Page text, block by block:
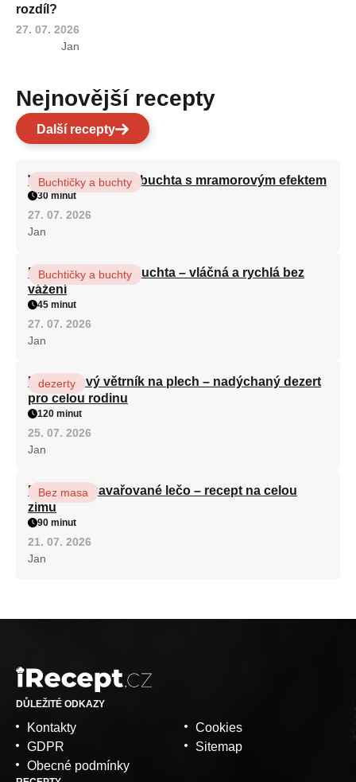
rozdíl?
27. 07. 2026
Jan
Nejnovější recepty
Další recepty
Vláčná olejová litá buchta s mramorovým efektem
Buchtičky a buchty
30 minut
27. 07. 2026
Jan
Hrnková maková buchta – vláčná a rychlá bez
vážení
Buchtičky a buchty
45 minut
27. 07. 2026
Jan
Karamelový větrník na plech – nadýchaný dezert
pro celou rodinu
dezerty
120 minut
25. 07. 2026
Jan
Babiččino zavařované lečo – recept na celou
zimu
Bez masa
90 minut
21. 07. 2026
Jan
DŮLEŽITÉ ODKAZY
Kontakty
GDPR
Obecné podmínky
Cookies
Sitemap